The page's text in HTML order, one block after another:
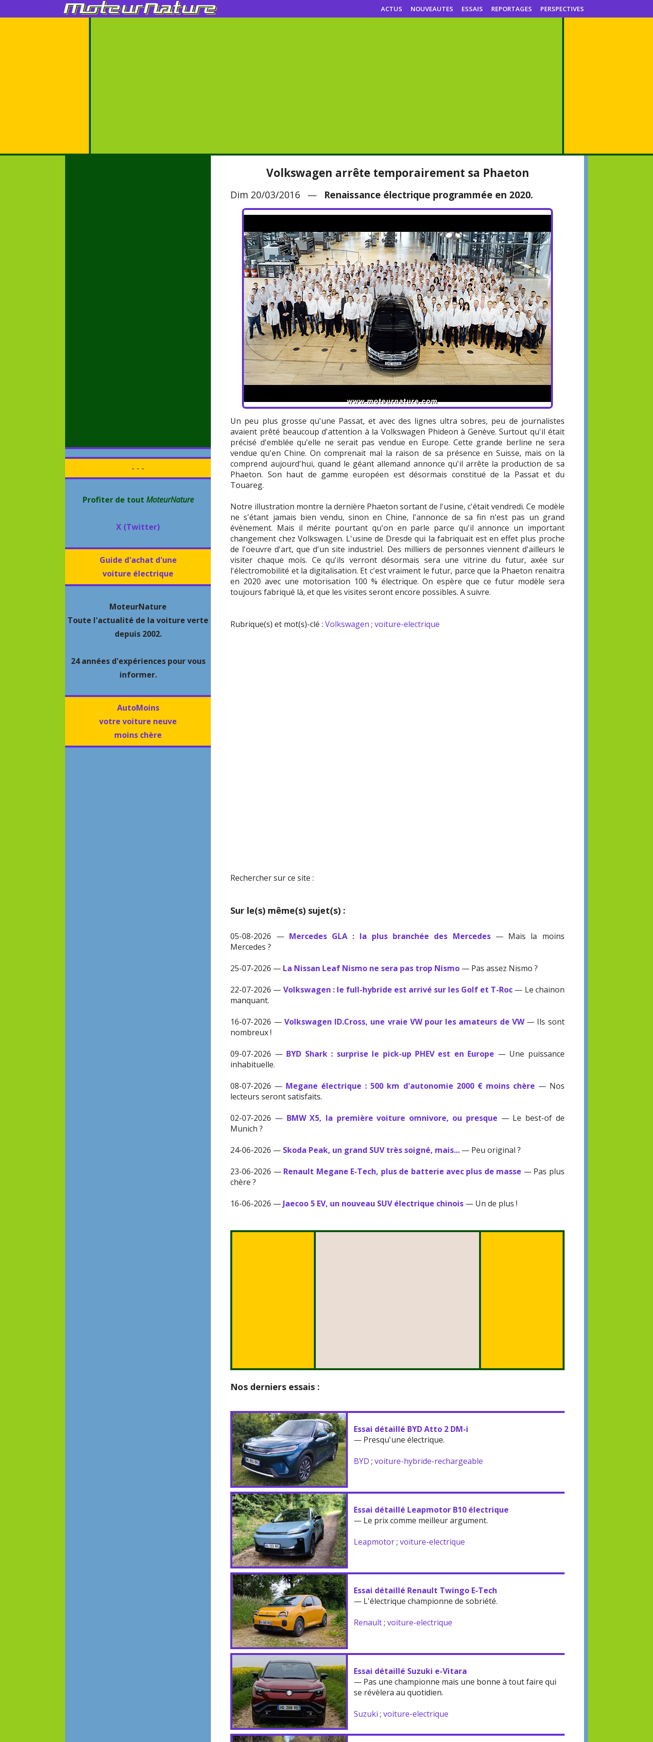
ACTUS NOUVEAUTES ESSAIS REPORTAGES PERSPECTIVES
- - -
Profiter de tout MoteurNature
X (Twitter)
Guide d'achat d'une
voiture électrique
MoteurNature
Toute l'actualité de la voiture verte
depuis 2002.
24 années d'expériences pour vous
informer.
AutoMoins
votre voiture neuve
moins chère
Volkswagen arrête temporairement sa Phaeton
Dim 20/03/2016 — Renaissance électrique programmée en 2020.
Un peu plus grosse qu'une Passat, et avec des lignes ultra sobres, peu de journalistes
avaient prêté beaucoup d'attention à la Volkswagen Phideon à Genève. Surtout qu'il était
précisé d'emblée qu'elle ne serait pas vendue en Europe. Cette grande berline ne sera
vendue qu'en Chine. On comprenait mal la raison de sa présence en Suisse, mais on la
comprend aujourd'hui, quand le géant allemand annonce qu'il arrête la production de sa
Phaeton. Son haut de gamme européen est désormais constitué de la Passat et du
Touareg.
Notre illustration montre la dernière Phaeton sortant de l'usine, c'était vendredi. Ce modèle
ne s'étant jamais bien vendu, sinon en Chine, l'annonce de sa fin n'est pas un grand
évènement. Mais il mérite pourtant qu'on en parle parce qu'il annonce un important
changement chez Volkswagen. L'usine de Dresde qui la fabriquait est en effet plus proche
de l'oeuvre d'art, que d'un site industriel. Des milliers de personnes viennent d'ailleurs le
visiter chaque mois. Ce qu'ils verront désormais sera une vitrine du futur, axée sur
l'électromobilité et la digitalisation. Et c'est vraiment le futur, parce que la Phaeton renaitra
en 2020 avec une motorisation 100 % électrique. On espère que ce futur modèle sera
toujours fabriqué là, et que les visites seront encore possibles. A suivre.
Rubrique(s) et mot(s)-clé :Volkswagen ;voiture-electrique
Rechercher sur ce site :
Sur le(s) même(s) sujet(s) :
05-08-2026 — Mercedes GLA : la plus branchée des Mercedes— Mais la moins
Mercedes ?
25-07-2026 — La Nissan Leaf Nismo ne sera pas trop Nismo — Pas assez Nismo ?
22-07-2026 — Volkswagen : le full-hybride est arrivé sur les Golf et T-Roc — Le chainon
manquant.
16-07-2026 — Volkswagen ID.Cross, une vraie VW pour les amateurs de VW— Ils sont
nombreux !
09-07-2026 — BYD Shark : surprise le pick-up PHEV est en Europe — Une puissance
inhabituelle.
08-07-2026 — Megane électrique : 500 km d'autonomie 2000 € moins chère — Nos
lecteurs seront satisfaits.
02-07-2026 — BMW X5, la première voiture omnivore, ou presque — Le best-of de
Munich ?
24-06-2026 — Skoda Peak, un grand SUV très soigné, mais... — Peu original ?
23-06-2026 — Renault Megane E-Tech, plus de batterie avec plus de masse — Pas plus
chère ?
16-06-2026 — Jaecoo 5 EV, un nouveau SUV électrique chinois — Un de plus !
Nos derniers essais :
Essai détaillé BYD Atto 2 DM-i
— Presqu'une électrique.
BYD ;voiture-hybride-rechargeable
Essai détaillé Leapmotor B10 électrique
— Le prix comme meilleur argument.
Leapmotor;voiture-electrique
Essai détaillé Renault Twingo E-Tech
— L'électrique championne de sobriété.
Renault;voiture-electrique
Essai détaillé Suzuki e-Vitara
— Pas une championne mais une bonne à tout faire qui
se révèlera au quotidien.
Suzuki ;voiture-electrique